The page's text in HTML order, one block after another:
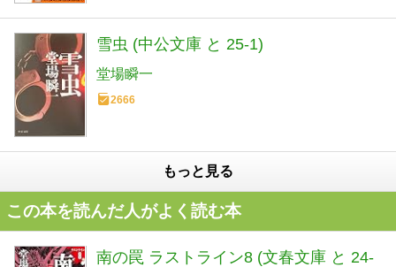
雪虫 (中公文庫 と 25-1)
堂場瞬一
2666
もっと見る
この本を読んだ人がよく読む本
南の罠 ラストライン8 (文春文庫 と 24-